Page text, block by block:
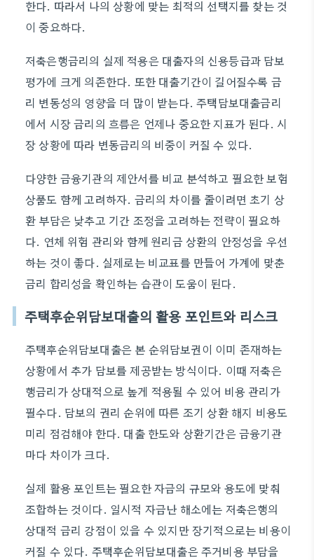
한다. 따라서 나의 상황에 맞는 최적의 선택지를 찾는 것
이 중요하다.
저축은행금리의 실제 적용은 대출자의 신용등급과 담보
평가에 크게 의존한다. 또한 대출기간이 길어질수록 금
리 변동성의 영향을 더 많이 받는다. 주택담보대출금리
에서 시장 금리의 흐름은 언제나 중요한 지표가 된다. 시
장 상황에 따라 변동금리의 비중이 커질 수 있다.
다양한 금융기관의 제안서를 비교 분석하고 필요한 보험
상품도 함께 고려하자. 금리의 차이를 줄이려면 초기 상
환 부담은 낮추고 기간 조정을 고려하는 전략이 필요하
다. 연체 위험 관리와 함께 원리금 상환의 안정성을 우선
하는 것이 좋다. 실제로는 비교표를 만들어 가계에 맞춘
금리 합리성을 확인하는 습관이 도움이 된다.
주택후순위담보대출의 활용 포인트와 리스크
주택후순위담보대출은 본 순위담보권이 이미 존재하는
상황에서 추가 담보를 제공받는 방식이다. 이때 저축은
행금리가 상대적으로 높게 적용될 수 있어 비용 관리가
필수다. 담보의 권리 순위에 따른 조기 상환 해지 비용도
미리 점검해야 한다. 대출 한도와 상환기간은 금융기관
마다 차이가 크다.
실제 활용 포인트는 필요한 자금의 규모와 용도에 맞춰
조합하는 것이다. 일시적 자금난 해소에는 저축은행의
상대적 금리 강점이 있을 수 있지만 장기적으로는 비용이
커질 수 있다. 주택후순위담보대출은 주거비용 부담을